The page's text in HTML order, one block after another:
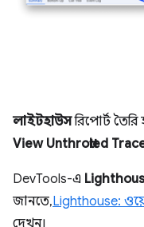
লাইটহাউসরিপোর্ট তৈরি
View Unthrottled
DevTools-এ
জানতে,Lighthouse: